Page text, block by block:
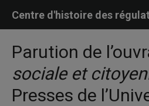
Centre d'histoire des
Parution de
sociale et
Presses de